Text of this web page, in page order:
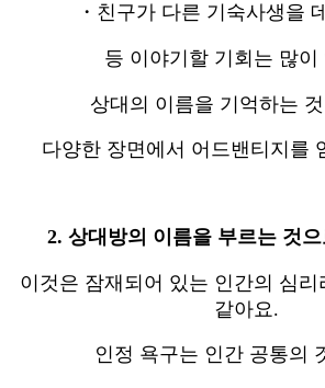
・친구가 다른 기숙사생을
등 이야기할 기회는 많이
상대의 이름을 기억하는
다양한 장면에서 어드밴티지를
2. 상대방의 이름을 부르는 것
이것은 잠재되어 있는 인간의 심리
같아요.
인정 욕구는 인간 공통의